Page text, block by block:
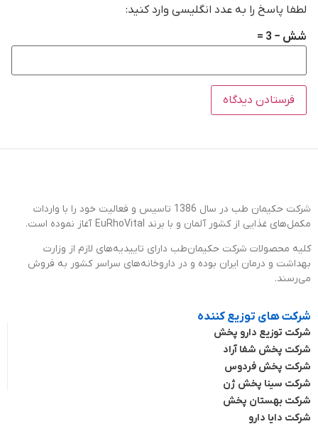
لطفا پاسخ را به عدد انگلیسی وارد کنید:
شش − 3 =
شرکت حکیمان طب در سال 1386 تاسیس و فعالیت خود را با واردات
مکمل‌های غذایی از کشور آلمان و با برند EuRhoVital آغاز نموده است.
کلیه محصولات شرکت حکیمان‌طب دارای تاییدیه‌های لازم از وزارت
بهداشت و درمان ایران بوده و در داروخانه‌های سراسر کشور به فروش
می‌رسند.
شرکت های توزیع کننده
شرکت توزیع دارو پخش
شرکت پخش شفا آراد
شرکت پخش فردوس
شرکت سینا پخش ژن
شرکت بهستان پخش
شرکت دایا دارو